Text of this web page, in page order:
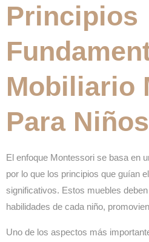
Principios
Mobiliario
Para Niños
El enfoque Montessori se basa en
por lo que los principios que guían
significativos. Estos muebles
habilidades de cada niño,
Uno de los aspectos más